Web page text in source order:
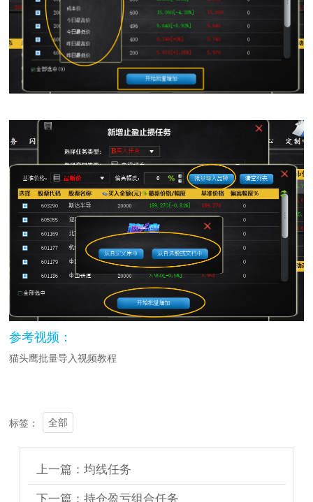
参考视频：
猫头鹰批量导入视频教程
标签： 全部
上一篇：均线任务
下一篇：持仓盈亏组合任务